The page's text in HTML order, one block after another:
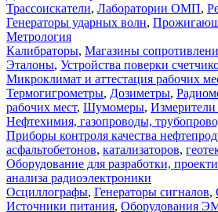
Трассоискатели, Лаборатории ОМП,
Генераторы ударных волн,
Метрология
Калибраторы, Магазины
Эталоны, Устройства поверки
Микроклимат и аттестация рабочих
Термогигрометры, Дозиметры,
рабочих мест, Шумомеры,
Нефтехимия, газопроводы,
Приборы контроля качества
асфальтобетонов, катализаторов,
Оборудование для разработки,
анализа радиоэлектроники
Осциллографы, Генераторы сигналов,
Источники питания, Оборудования